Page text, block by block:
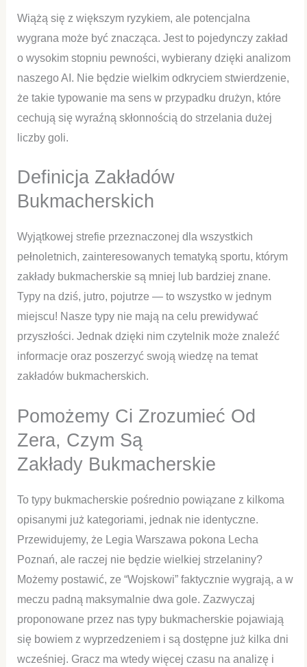
Wiążą się z większym ryzykiem, ale potencjalna
wygrana może być znacząca. Jest to pojedynczy zakład
o wysokim stopniu pewności, wybierany dzięki analizom
naszego AI. Nie będzie wielkim odkryciem stwierdzenie,
że takie typowanie ma sens w przypadku drużyn, które
cechują się wyraźną skłonnością do strzelania dużej
liczby goli.
Definicja Zakładów
Bukmacherskich
Wyjątkowej strefie przeznaczonej dla wszystkich
pełnoletnich, zainteresowanych tematyką sportu, którym
zakłady bukmacherskie są mniej lub bardziej znane.
Typy na dziś, jutro, pojutrze — to wszystko w jednym
miejscu! Nasze typy nie mają na celu prewidywać
przyszłości. Jednak dzięki nim czytelnik może znaleźć
informacje oraz poszerzyć swoją wiedzę na temat
zakładów bukmacherskich.
Pomożemy Ci Zrozumieć Od
Zera, Czym Są
Zakłady Bukmacherskie
To typy bukmacherskie pośrednio powiązane z kilkoma
opisanymi już kategoriami, jednak nie identyczne.
Przewidujemy, że Legia Warszawa pokona Lecha
Poznań, ale raczej nie będzie wielkiej strzelaniny?
Możemy postawić, ze “Wojskowi” faktycznie wygrają, a w
meczu padną maksymalnie dwa gole. Zazwyczaj
proponowane przez nas typy bukmacherskie pojawiają
się bowiem z wyprzedzeniem i są dostępne już kilka dni
wcześniej. Gracz ma wtedy więcej czasu na analizę i